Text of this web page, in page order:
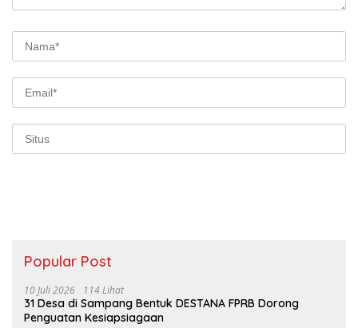
Popular Post
10 Juli 2026 114 Lihat
31 Desa di Sampang Bentuk DESTANA FPRB Dorong
Penguatan Kesiapsiagaan